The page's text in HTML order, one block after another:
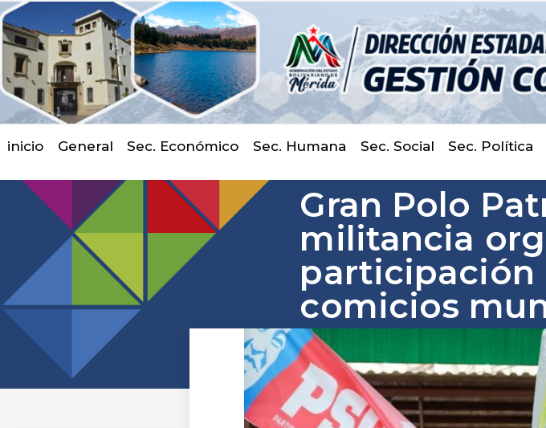
inicio General Sec. Económico Sec. Humana Sec. Social Sec. Política
Gran Polo
militancia
participación
comicios